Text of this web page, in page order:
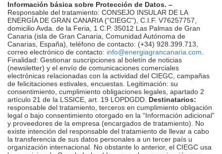
Información básica sobre Protección de Datos. –
Responsable del tratamiento: CONSEJO INSULAR DE LA
ENERGÍA DE GRAN CANARIA (“CIEGC”), C.I.F. V76257757,
domicilio Avda. de la Feria, 1 C.P. 35012 Las Palmas de Gran
Canaria (isla de Gran Canaria, Comunidad Autónoma de
Canarias, España), teléfono de contacto: (+34) 928.399.713,
correo electrónico de contacto: info@energiagrancanaria.com
Finalidad: Gestionar suscripciones al boletín de noticias
(newsletter) y el envío de comunicaciones comerciales
electrónicas relacionadas con la actividad del CIEGC, campañas
de felicitaciones estivales, encuestas. Legitimación: su
consentimiento, cumplimiento obligaciones legales, apartado 2
artículo 21 de la LSSICE, art. 19 LOPDGDD. Destinatarios:
responsable del tratamiento, terceros en cumplimiento obligación
legal o bajo consentimiento otorgado en la “Información adicional”
y proveedores de la empresa (encargados de tratamiento). No
existe intención del responsable del tratamiento de llevar a cabo
la transferencia de sus datos personales a un tercer país u
organización internacional. No obstante lo anterior, el CIEGC usa